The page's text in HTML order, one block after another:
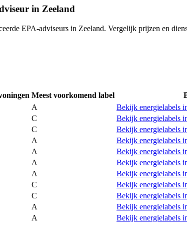
in Zeeland
EPA-adviseurs in Zeeland. Vergelijk prijzen en
Meest voorkomend label
A
Bekijk energielabels
C
Bekijk energielabels
C
Bekijk energielabels
A
Bekijk energielabels
A
Bekijk energielabels
A
Bekijk energielabels
A
Bekijk energielabels
C
Bekijk energielabels
C
Bekijk energielabels
A
Bekijk energielabels
A
Bekijk energielabels